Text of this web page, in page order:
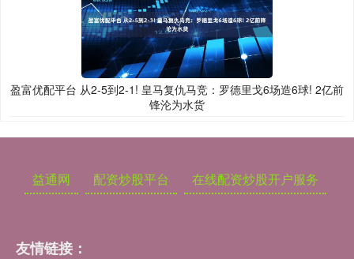
盈富优配平台 从2-5到2-1! 皇马复仇马竞：罗德里戈6场造6球! 2亿前
锋沦为水货
益通网 配资炒股平台 在线配资炒股开户服务
友情链接：